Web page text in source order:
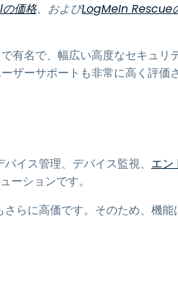
価格、およびLogMeIn Rescue
有名で、幅広い高度なセキュリ
ーサポートも非常に高く評価さ
イス管理、デバイス監視、 エン
ーションです。
らに高価です。そのため、機